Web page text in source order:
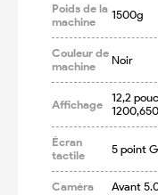
Poids de la
machine
1500g
Couleur de
machine
Noir
Affichage
12,2
Écran
tactile
5 point
Caméra Avant